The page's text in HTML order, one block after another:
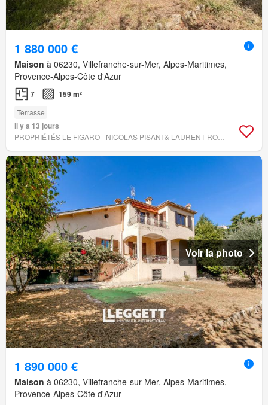
1 880 000 €
Maison à 06230, Villefranche-sur-Mer, Alpes-Maritimes,
Provence-Alpes-Côte d'Azur
7 159 m²
Terrasse
Il y a 13 jours
Voir la photo
1 890 000 €
Maison à 06230, Villefranche-sur-Mer, Alpes-Maritimes,
Provence-Alpes-Côte d'Azur